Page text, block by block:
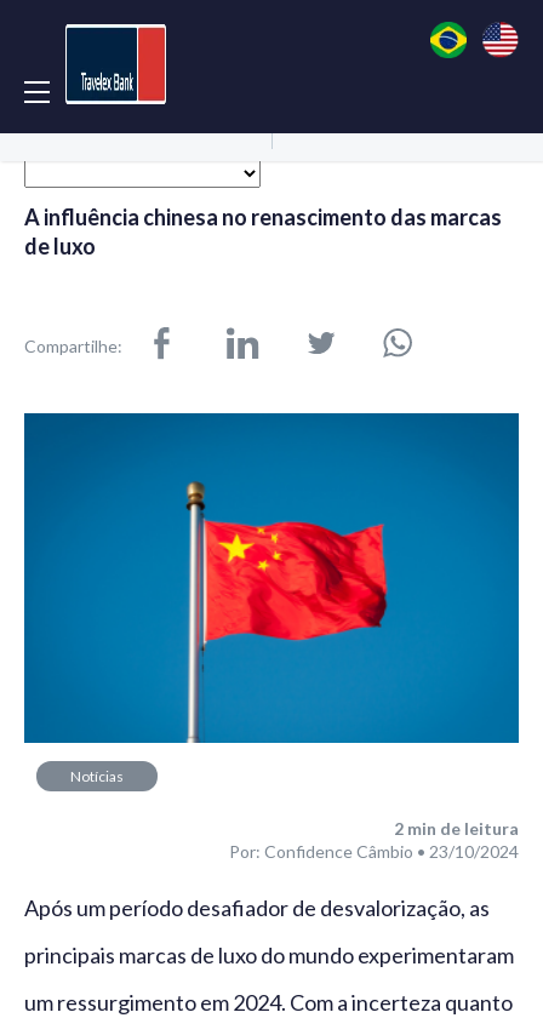
A influência chinesa no renascimento das marcas
de luxo
Compartilhe:
Notícias
2 min de leitura
Por: Confidence Câmbio • 23/10/2024
Após um período desafiador de desvalorização, as
principais marcas de luxo do mundo experimentaram
um ressurgimento em 2024. Com a incerteza quanto